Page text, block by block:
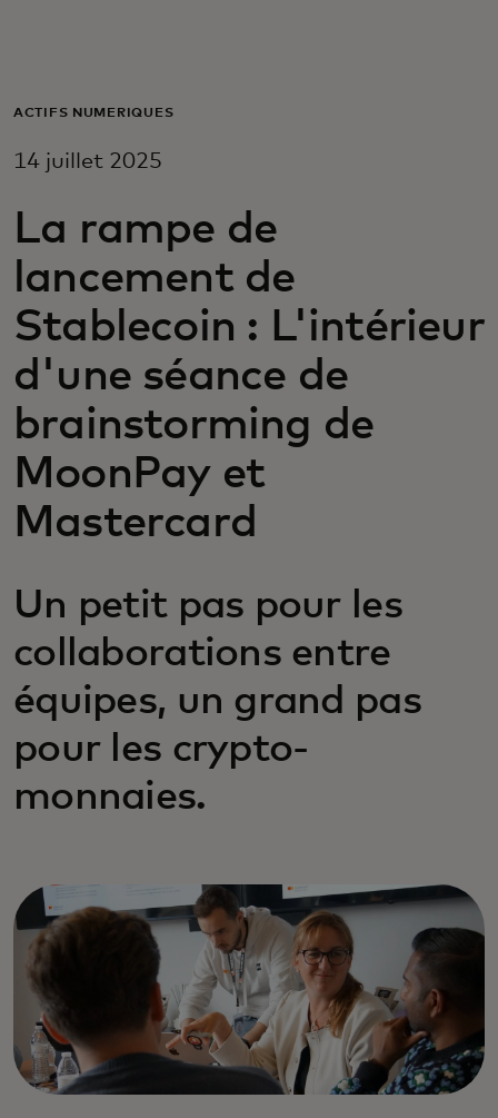
Pour l’entreprise
Pour les innovateurs
Actualités et tendances
ACTIFS NUMÉRIQUES
14 juillet 2025
La rampe de
lancement de
Stablecoin : L'intérieur
d'une séance de
brainstorming de
MoonPay et
Mastercard
Un petit pas pour les
collaborations entre
équipes, un grand pas
pour les crypto-
monnaies.